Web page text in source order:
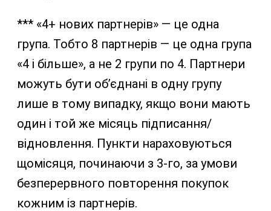
*** «4+ нових партнерів» — це одна
група. Тобто 8 партнерів — це одна група
«4 і більше», а не 2 групи по 4. Партнери
можуть бути об’єднані в одну групу
лише в тому випадку, якщо вони мають
один і той же місяць підписання/
відновлення. Пункти нараховуються
щомісяця, починаючи з 3-го, за умови
безперервного повторення покупок
кожним із партнерів.